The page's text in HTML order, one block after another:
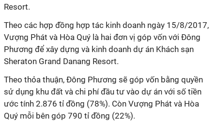
Resort.
Theo các hợp đồng hợp tác kinh doanh ngày 15/8/2017,
Vượng Phát và Hòa Quý là hai đơn vị góp vốn với Đông
Phương để xây dựng và kinh doanh dự án Khách sạn
Sheraton Grand Danang Resort.
Theo thỏa thuận, Đông Phương sẽ góp vốn bằng quyền
sử dụng khu đất và chi phí đầu tư vào dự án với số tiền
ước tính 2.876 tỉ đồng (78%). Còn Vượng Phát và Hòa
Quý mỗi bên góp 790 tỉ đồng (22%).